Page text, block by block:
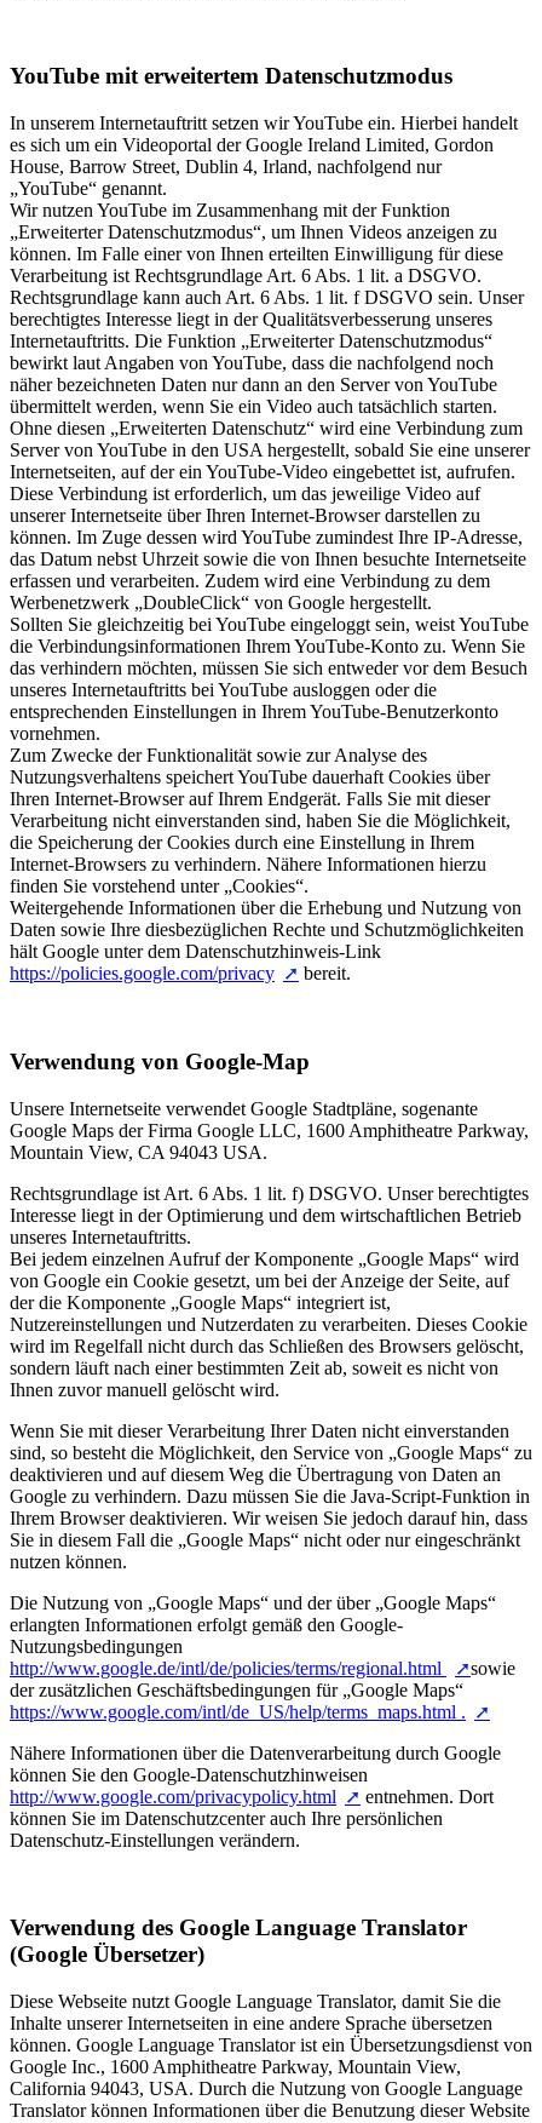
YouTube mit erweitertem Datenschutzmodus
In unserem Internetauftritt setzen wir YouTube ein. Hierbei handelt
es sich um ein Videoportal der Google Ireland Limited, Gordon
House, Barrow Street, Dublin 4, Irland, nachfolgend nur
„YouTube“ genannt.
Wir nutzen YouTube im Zusammenhang mit der Funktion
„Erweiterter Datenschutzmodus“, um Ihnen Videos anzeigen zu
können. Im Falle einer von Ihnen erteilten Einwilligung für diese
Verarbeitung ist Rechtsgrundlage Art. 6 Abs. 1 lit. a DSGVO.
Rechtsgrundlage kann auch Art. 6 Abs. 1 lit. f DSGVO sein. Unser
berechtigtes Interesse liegt in der Qualitätsverbesserung unseres
Internetauftritts. Die Funktion „Erweiterter Datenschutzmodus“
bewirkt laut Angaben von YouTube, dass die nachfolgend noch
näher bezeichneten Daten nur dann an den Server von YouTube
übermittelt werden, wenn Sie ein Video auch tatsächlich starten.
Ohne diesen „Erweiterten Datenschutz“ wird eine Verbindung zum
Server von YouTube in den USA hergestellt, sobald Sie eine unserer
Internetseiten, auf der ein YouTube-Video eingebettet ist, aufrufen.
Diese Verbindung ist erforderlich, um das jeweilige Video auf
unserer Internetseite über Ihren Internet-Browser darstellen zu
können. Im Zuge dessen wird YouTube zumindest Ihre IP-Adresse,
das Datum nebst Uhrzeit sowie die von Ihnen besuchte Internetseite
erfassen und verarbeiten. Zudem wird eine Verbindung zu dem
Werbenetzwerk „DoubleClick“ von Google hergestellt.
Sollten Sie gleichzeitig bei YouTube eingeloggt sein, weist YouTube
die Verbindungsinformationen Ihrem YouTube-Konto zu. Wenn Sie
das verhindern möchten, müssen Sie sich entweder vor dem Besuch
unseres Internetauftritts bei YouTube ausloggen oder die
entsprechenden Einstellungen in Ihrem YouTube-Benutzerkonto
vornehmen.
Zum Zwecke der Funktionalität sowie zur Analyse des
Nutzungsverhaltens speichert YouTube dauerhaft Cookies über
Ihren Internet-Browser auf Ihrem Endgerät. Falls Sie mit dieser
Verarbeitung nicht einverstanden sind, haben Sie die Möglichkeit,
die Speicherung der Cookies durch eine Einstellung in Ihrem
Internet-Browsers zu verhindern. Nähere Informationen hierzu
finden Sie vorstehend unter „Cookies“.
Weitergehende Informationen über die Erhebung und Nutzung von
Daten sowie Ihre diesbezüglichen Rechte und Schutzmöglichkeiten
hält Google unter dem Datenschutzhinweis-Link
https://policies.google.com/privacy
bereit.
Verwendung von Google-Map
Unsere Internetseite verwendet Google Stadtpläne, sogenante
Google Maps der Firma Google LLC, 1600 Amphitheatre Parkway,
Mountain View, CA 94043 USA.
Rechtsgrundlage ist Art. 6 Abs. 1 lit. f) DSGVO. Unser berechtigtes
Interesse liegt in der Optimierung und dem wirtschaftlichen Betrieb
unseres Internetauftritts.
Bei jedem einzelnen Aufruf der Komponente „Google Maps“ wird
von Google ein Cookie gesetzt, um bei der Anzeige der Seite, auf
der die Komponente „Google Maps“ integriert ist,
Nutzereinstellungen und Nutzerdaten zu verarbeiten. Dieses Cookie
wird im Regelfall nicht durch das Schließen des Browsers gelöscht,
sondern läuft nach einer bestimmten Zeit ab, soweit es nicht von
Ihnen zuvor manuell gelöscht wird.
Wenn Sie mit dieser Verarbeitung Ihrer Daten nicht einverstanden
sind, so besteht die Möglichkeit, den Service von „Google Maps“ zu
deaktivieren und auf diesem Weg die Übertragung von Daten an
Google zu verhindern. Dazu müssen Sie die Java-Script-Funktion in
Ihrem Browser deaktivieren. Wir weisen Sie jedoch darauf hin, dass
Sie in diesem Fall die „Google Maps“ nicht oder nur eingeschränkt
nutzen können.
Die Nutzung von „Google Maps“ und der über „Google Maps“
erlangten Informationen erfolgt gemäß den Google-
Nutzungsbedingungen
http://www.google.de/intl/de/policies/terms/regional.html
sowie
der zusätzlichen Geschäftsbedingungen für „Google Maps“
https://www.google.com/intl/de_US/help/terms_maps.html .
Nähere Informationen über die Datenverarbeitung durch Google
können Sie den Google-Datenschutzhinweisen
http://www.google.com/privacypolicy.html
entnehmen. Dort
können Sie im Datenschutzcenter auch Ihre persönlichen
Datenschutz-Einstellungen verändern.
Verwendung des Google Language Translator
(Google Übersetzer)
Diese Webseite nutzt Google Language Translator, damit Sie die
Inhalte unserer Internetseiten in eine andere Sprache übersetzen
können. Google Language Translator ist ein Übersetzungsdienst von
Google Inc., 1600 Amphitheatre Parkway, Mountain View,
California 94043, USA. Durch die Nutzung von Google Language
Translator können Informationen über die Benutzung dieser Website